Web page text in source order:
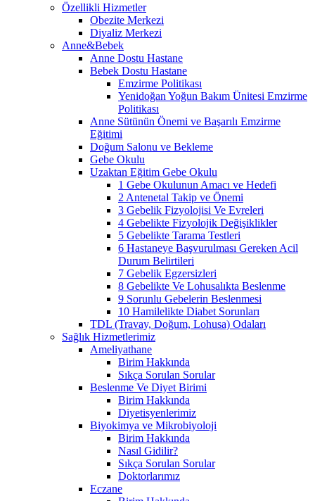
Özellikli Hizmetler
Obezite Merkezi
Diyaliz Merkezi
Anne&Bebek
Anne Dostu Hastane
Bebek Dostu Hastane
Emzirme Politikası
Yenidoğan Yoğun Bakım Ünitesi Emzirme
Politikası
Anne Sütünün Önemi ve Başarılı Emzirme
Eğitimi
Doğum Salonu ve Bekleme
Gebe Okulu
Uzaktan Eğitim Gebe Okulu
1 Gebe Okulunun Amacı ve Hedefi
2 Antenetal Takip ve Önemi
3 Gebelik Fizyolojisi Ve Evreleri
4 Gebelikte Fizyolojik Değişiklikler
5 Gebelikte Tarama Testleri
6 Hastaneye Başvurulması Gereken Acil
Durum Belirtileri
7 Gebelik Egzersizleri
8 Gebelikte Ve Lohusalıkta Beslenme
9 Sorunlu Gebelerin Beslenmesi
10 Hamilelikte Diabet Sorunları
TDL (Travay, Doğum, Lohusa) Odaları
Sağlık Hizmetlerimiz
Ameliyathane
Birim Hakkında
Sıkça Sorulan Sorular
Beslenme Ve Diyet Birimi
Birim Hakkında
Diyetisyenlerimiz
Biyokimya ve Mikrobiyoloji
Birim Hakkında
Nasıl Gidilir?
Sıkça Sorulan Sorular
Doktorlarımız
Eczane